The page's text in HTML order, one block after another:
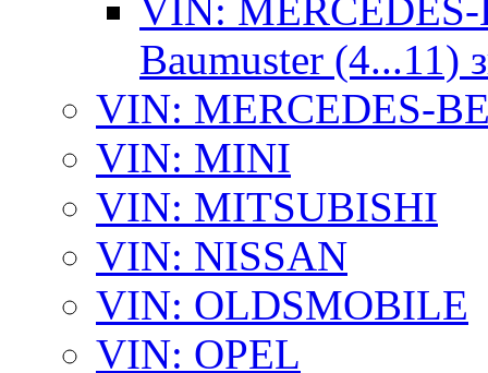
VIN: MERCEDES-
Baumuster (4...11)
VIN: MERCEDES-
VIN: MINI
VIN: MITSUBISHI
VIN: NISSAN
VIN: OLDSMOBILE
VIN: OPEL